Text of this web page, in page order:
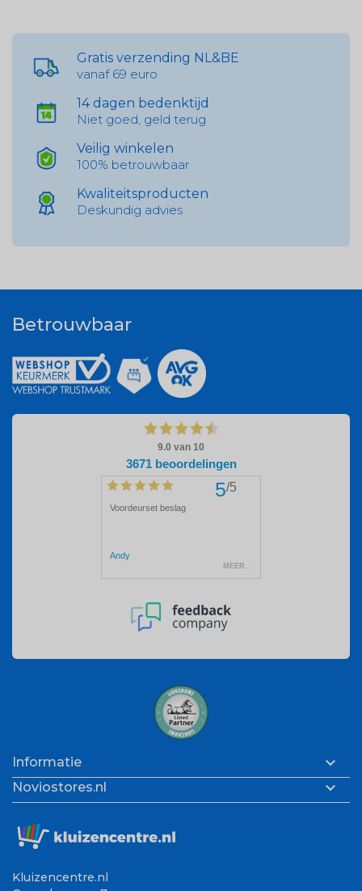
Gratis verzending NL&BE
vanaf 69 euro
14 dagen bedenktijd
Niet goed, geld terug
Veilig winkelen
100% betrouwbaar
Kwaliteitsproducten
Deskundig advies
Betrouwbaar
Informatie 
Noviostores.nl 
Kluizencentre.nl